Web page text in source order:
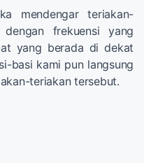
mendengar teriakan-
frekuensi yang
yang berada di dekat
basi kami pun langsung
teriakan tersebut.